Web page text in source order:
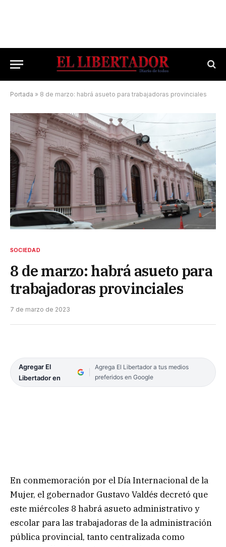
Portada » 8 de marzo: habrá asueto para trabajadoras provinciales
SOCIEDAD
8 de marzo: habrá asueto para
trabajadoras provinciales
7 de marzo de 2023
Agregar El
Libertador en
Agrega El Libertador a tus medios
preferidos en Google
En conmemoración por el Día Internacional de la
Mujer, el gobernador Gustavo Valdés decretó que
este miércoles 8 habrá asueto administrativo y
escolar para las trabajadoras de la administración
pública provincial, tanto centralizada como